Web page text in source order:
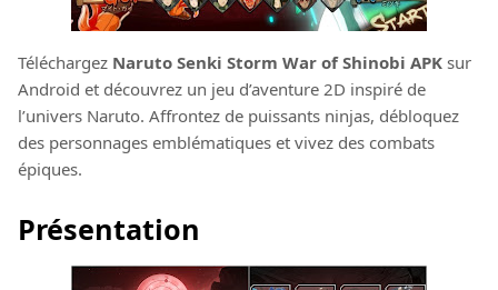
Téléchargez Naruto Senki Storm War of Shinobi APK sur
Android et découvrez un jeu d’aventure 2D inspiré de
l’univers Naruto. Affrontez de puissants ninjas, débloquez
des personnages emblématiques et vivez des combats
épiques.
Présentation